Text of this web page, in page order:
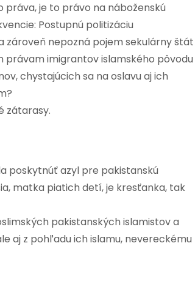
je to právo na náboženskú
Postupnú politizáciu
zároveň nepozná pojem sekulárny štát
právam imigrantov islamského pôvodu
chystajúcich sa na oslavu aj ich
zátarasy.
poskytnúť azyl pre pakistanskú
matka piatich detí, je kresťanka, tak
pakistanských islamistov a
aj z pohľadu ich islamu, nevereckému